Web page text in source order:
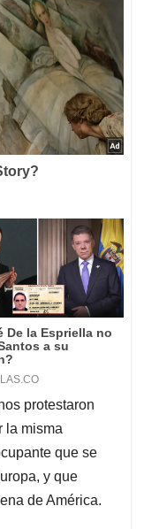
protestaron
la misma
que se
y que
de América.